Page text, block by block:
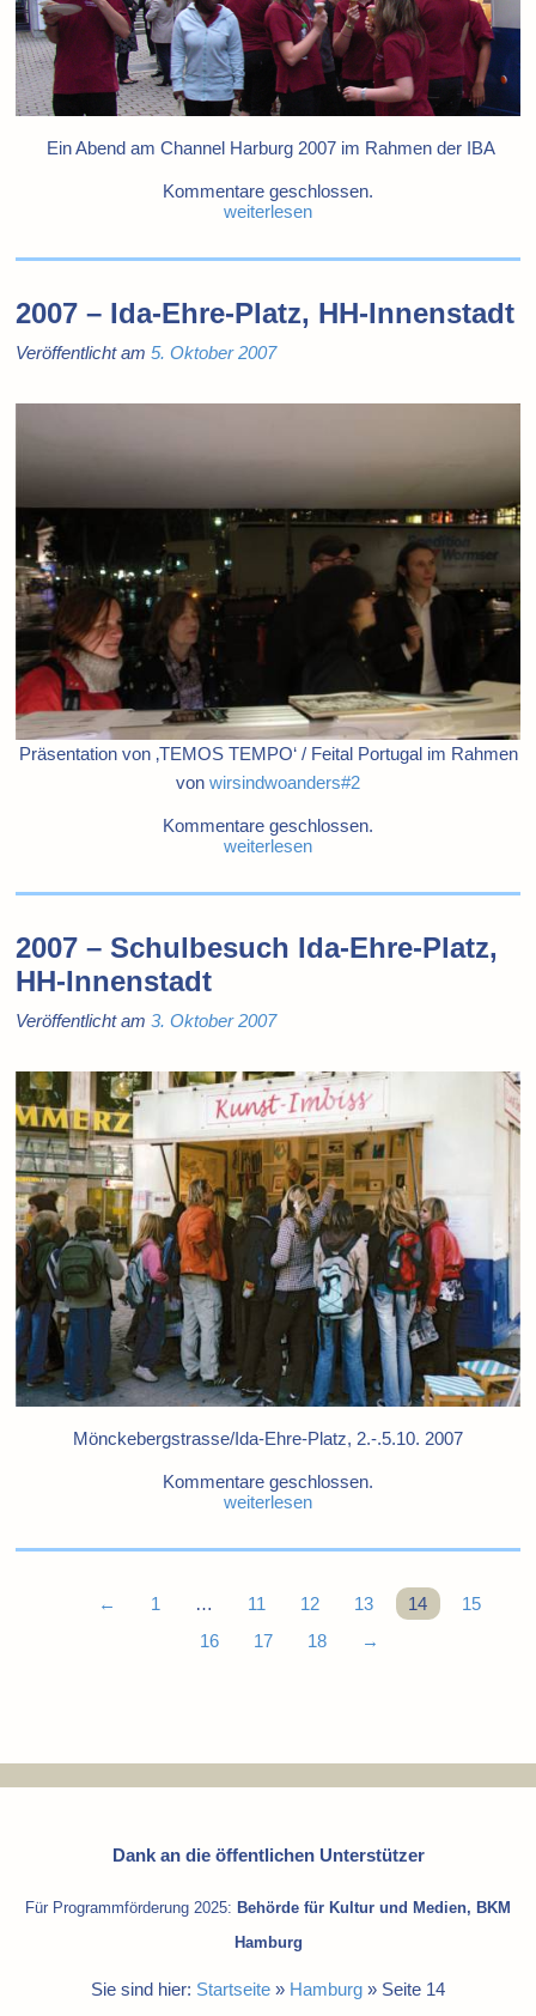
Ein Abend am Channel Harburg 2007 im Rahmen der IBA
Kommentare geschlossen.
weiterlesen
2007 – Ida-Ehre-Platz, HH-Innenstadt
Veröffentlicht am5. Oktober 2007
Präsentation von ‚TEMOS TEMPO‘ / Feital Portugal im Rahmen
von wirsindwoanders#2
Kommentare geschlossen.
weiterlesen
2007 – Schulbesuch Ida-Ehre-Platz,
HH-Innenstadt
Veröffentlicht am3. Oktober 2007
Mönckebergstrasse/Ida-Ehre-Platz, 2.-.5.10. 2007
Kommentare geschlossen.
weiterlesen
← 1 … 11 12 13 14
15
16
17 18 →
Dank an die öffentlichen Unterstützer
Für Programmförderung 2025: Behörde für Kultur und Medien, BKM
Hamburg
Sie sind hier: Startseite » Hamburg » Seite 14